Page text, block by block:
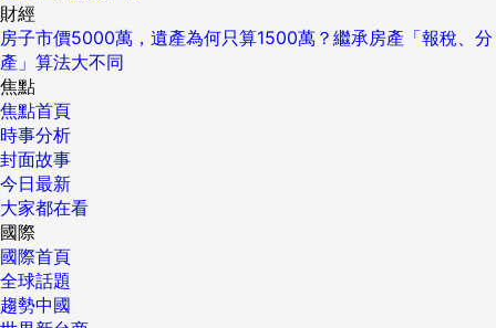
財經
房子市價5000萬，遺產為何只算1500萬？繼承房產「報稅、分
產」算法大不同
焦點
焦點首頁
時事分析
封面故事
今日最新
大家都在看
國際
國際首頁
全球話題
趨勢中國